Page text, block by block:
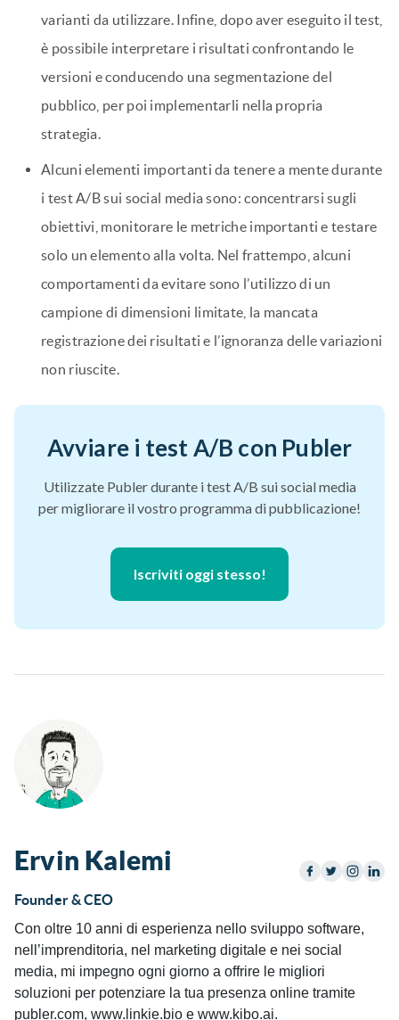
varianti da utilizzare. Infine, dopo aver eseguito il test,
è possibile interpretare i risultati confrontando le
versioni e conducendo una segmentazione del
pubblico, per poi implementarli nella propria
strategia.
Alcuni elementi importanti da tenere a mente durante
i test A/B sui social media sono: concentrarsi sugli
obiettivi, monitorare le metriche importanti e testare
solo un elemento alla volta. Nel frattempo, alcuni
comportamenti da evitare sono l’utilizzo di un
campione di dimensioni limitate, la mancata
registrazione dei risultati e l’ignoranza delle variazioni
non riuscite.
Avviare i test A/B con Publer
Utilizzate Publer durante i test A/B sui social media
per migliorare il vostro programma di pubblicazione!
Iscriviti oggi stesso!
Ervin Kalemi
Founder & CEO
Con oltre 10 anni di esperienza nello sviluppo software,
nell’imprenditoria, nel marketing digitale e nei social
media, mi impegno ogni giorno a offrire le migliori
soluzioni per potenziare la tua presenza online tramite
publer.com, www.linkie.bio e www.kibo.ai.